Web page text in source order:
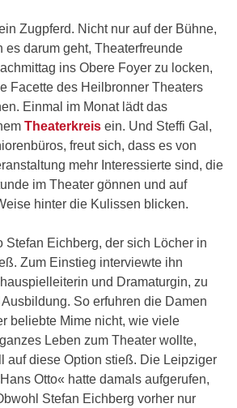
Zugpferd. Nicht nur auf der Bühne,
es darum geht, Theaterfreunde
ins Obere Foyer zu locken,
Facette des Heilbronner Theaters
Einmal im Monat lädt das
Theaterkreis ein. Und Steffi Gal,
freut sich, dass es von
mehr Interessierte sind, die
im Theater gönnen und auf
hinter die Kulissen blicken.
Stefan Eichberg, der sich Löcher in
Zum Einstieg interviewte ihn
und Dramaturgin, zu
So erfuhren die Damen
beliebte Mime nicht, wie viele
Leben zum Theater wollte,
auf diese Option stieß. Die Leipziger
Otto« hatte damals aufgerufen,
Stefan Eichberg vorher nur